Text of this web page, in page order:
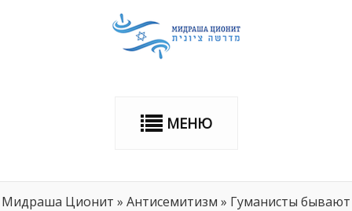
МЕНЮ
Мидраша Ционит » Антисемитизм » Гуманисты бывают